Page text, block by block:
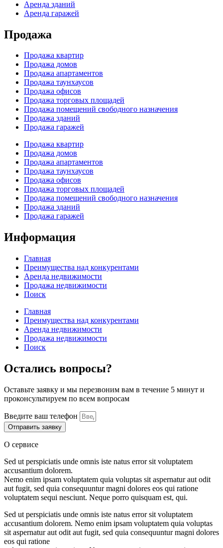
Аренда зданий
Аренда гаражей
Продажа
Продажа квартир
Продажа домов
Продажа апартаментов
Продажа таунхаусов
Продажа офисов
Продажа торговых площадей
Продажа помещений свободного назначения
Продажа зданий
Продажа гаражей
Продажа квартир
Продажа домов
Продажа апартаментов
Продажа таунхаусов
Продажа офисов
Продажа торговых площадей
Продажа помещений свободного назначения
Продажа зданий
Продажа гаражей
Информация
Главная
Преимущества над конкурентами
Аренда недвижимости
Продажа недвижимости
Поиск
Главная
Преимущества над конкурентами
Аренда недвижимости
Продажа недвижимости
Поиск
Остались вопросы?
Оставьте заявку и мы перезвоним вам в течение 5 минут и
проконсультируем по всем вопросам
Введите ваш телефон
Отправить заявку
О сервисе
Sed ut perspiciatis unde omnis iste natus error sit voluptatem
accusantium dolorem.
Nemo enim ipsam voluptatem quia voluptas sit aspernatur aut odit
aut fugit, sed quia consequuntur magni dolores eos qui ratione
voluptatem sequi nesciunt. Neque porro quisquam est, qui.
Sed ut perspiciatis unde omnis iste natus error sit voluptatem
accusantium dolorem. Nemo enim ipsam voluptatem quia voluptas
sit aspernatur aut odit aut fugit, sed quia consequuntur magni dolores
eos qui ratione